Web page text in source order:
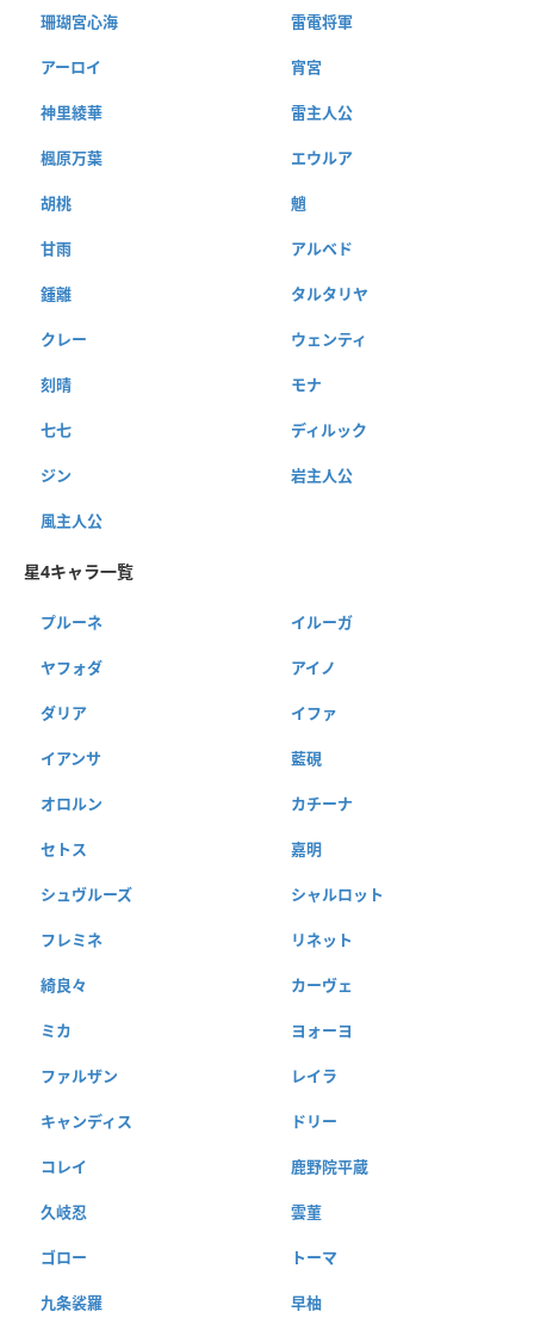
珊瑚宮心海 雷電将軍
アーロイ 宵宮
神里綾華 雷主人公
楓原万葉 エウルア
胡桃 魈
甘雨 アルベド
鍾離 タルタリヤ
クレー ウェンティ
刻晴 モナ
七七 ディルック
ジン 岩主人公
風主人公
星4キャラ一覧
プルーネ イルーガ
ヤフォダ アイノ
ダリア イファ
イアンサ 藍硯
オロルン カチーナ
セトス 嘉明
シュヴルーズ シャルロット
フレミネ リネット
綺良々 カーヴェ
ミカ ヨォーヨ
ファルザン レイラ
キャンディス ドリー
コレイ 鹿野院平蔵
久岐忍 雲菫
ゴロー トーマ
九条裟羅 早柚